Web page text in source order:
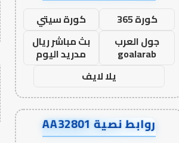
كورة 365
كورة سيتي
جول العرب
goalarab
بث مباشر ريال
مدريد اليوم
يلا لايف
روابط نصية AA32801